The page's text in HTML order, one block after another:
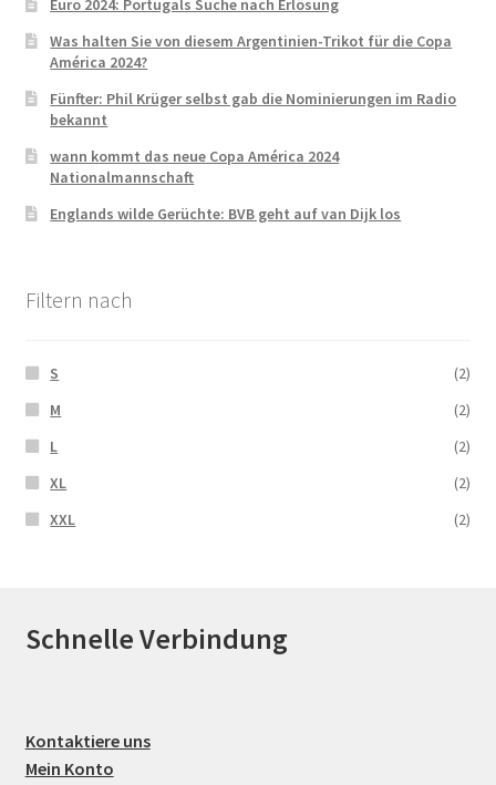
Euro 2024: Portugals Suche nach Erlösung
Was halten Sie von diesem Argentinien-Trikot für die Copa
América 2024?
Fünfter: Phil Krüger selbst gab die Nominierungen im Radio
bekannt
wann kommt das neue Copa América 2024
Nationalmannschaft
Englands wilde Gerüchte: BVB geht auf van Dijk los
Filtern nach
S
(2)
M
(2)
L
(2)
XL
(2)
XXL
(2)
Schnelle Verbindung
Kontaktiere uns
Mein Konto